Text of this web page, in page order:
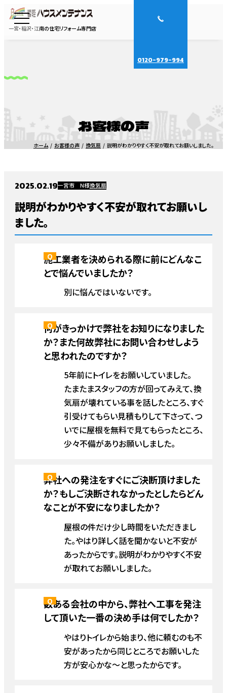
一宮・稲沢・江南の住宅リフォーム専門店
0120-979-994
お客様の声
ホーム お客様の声 換気扇 説明がわかりやすく不安が取れてお願いしました。
2025.02.19一宮市 N様換気扇
説明がわかりやすく不安が取れてお願いし
ました。
施工業者を決められる際に前にどんなこ
とで悩んでいましたか？
別に悩んではいないです。
何がきっかけで弊社をお知りになりました
か？また何故弊社にお問い合わせしよう
と思われたのですか？
5年前にトイレをお願いしていました。
たまたまスタッフの方が回ってみえて、換
気扇が壊れている事を話したところ、すぐ
引受けてもらい見積もりして下さって、つ
いでに屋根を無料で見てもらったところ、
少々不備がありお願いしました。
弊社への発注をすぐにご決断頂けました
か？もしご決断されなかったとしたらどん
なことが不安になりましたか？
屋根の件だけ少し時間をいただきまし
た。やはり詳しく話を聞かないと不安が
あったからです。説明がわかりやすく不安
が取れてお願いしました。
数ある会社の中から、弊社へ工事を発注
して頂いた一番の決め手は何でしたか？
やはりトイレから始まり、他に頼むのも不
安があったから同じところでお願いした
方が安心かな～と思ったからです。